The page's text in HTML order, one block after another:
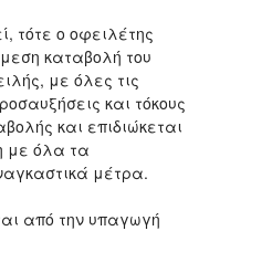
τότε ο οφειλέτης
καταβολή του
με όλες τις
και τόκους
και επιδιώκεται
με όλα τα
μέτρα.
από την υπαγωγή